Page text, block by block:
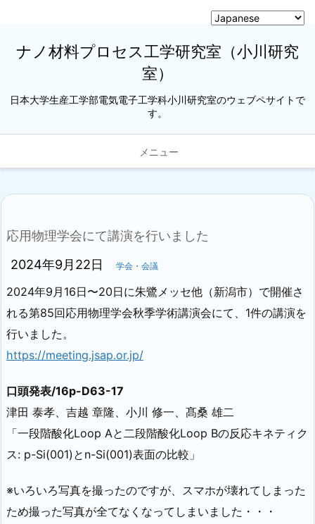
ナノ材料プロセス工学研究室（小川研究
室）
日本大学生産工学部電気電子工学科小川研究室のウェブペサイトで
す。
メニュー
応用物理学会にて講演を行いました
2024年9月22日
学会・会議
2024年9月16日〜20日に朱鷺メッセ他（新潟市）で開催さ
れる第85回応用物理学会秋季学術講演会にて、1件の講演を
行いました。
https://meeting.jsap.or.jp/
口頭発表/16p-D63-17
津⽥ 泰孝、吉越 章隆、⼩川 修⼀、髙桑 雄⼆
「⼀段階酸化Loop Aと⼆段階酸化Loop Bの反応キネティク
ス: p-Si(001)とn-Si(001)表⾯の⽐較」
※いろいろ写真を撮ったのですが、スマホが壊れてしまった
ため撮った写真が全てなくなってしまいました・・・